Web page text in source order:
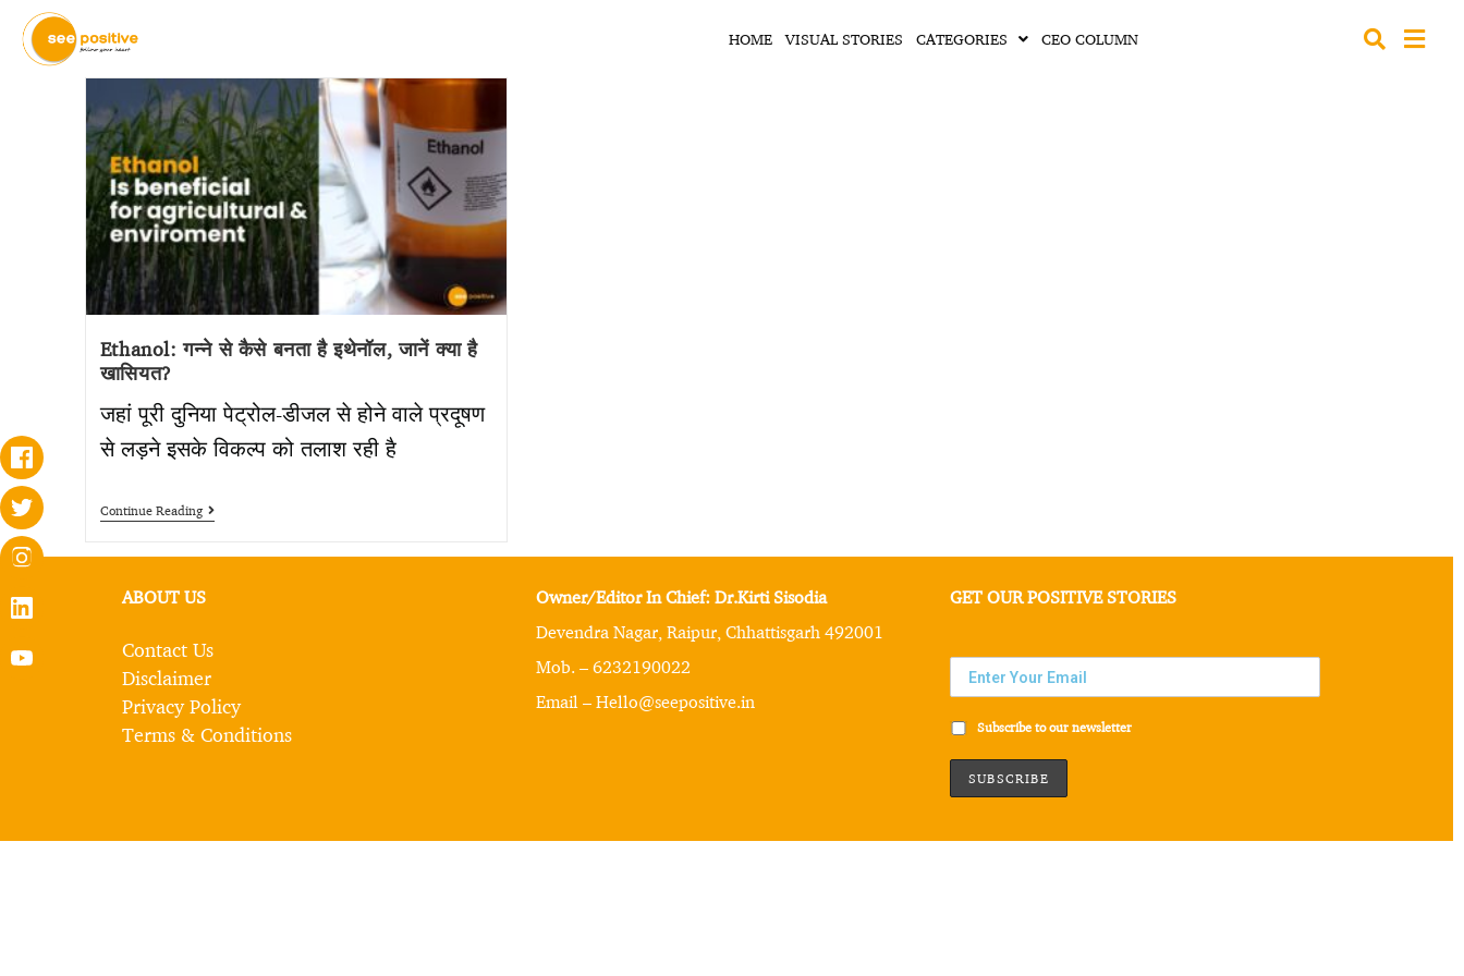
HOME VISUAL STORIES CATEGORIES CEO COLUMN
Ethanol: गन्ने से कैसे बनता है इथेनॉल, जानें क्या है
खासियत?
जहां पूरी दुनिया पेट्रोल-डीजल से होने वाले प्रदूषण
से लड़ने इसके विकल्प को तलाश रही है
Continue Reading
ABOUT US
Contact Us
Disclaimer
Privacy Policy
Terms & Conditions
Owner/Editor In Chief: Dr.Kirti Sisodia
Devendra Nagar, Raipur, Chhattisgarh 492001
Mob. – 6232190022
Email – Hello@seepositive.in
GET OUR POSITIVE STORIES
Subscribe to our newsletter